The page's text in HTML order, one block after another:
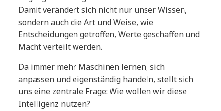
Damit verändert sich nicht nur unser Wissen,
sondern auch die Art und Weise, wie
Entscheidungen getroffen, Werte geschaffen und
Macht verteilt werden.
Da immer mehr Maschinen lernen, sich
anpassen und eigenständig handeln, stellt sich
uns eine zentrale Frage: Wie wollen wir diese
Intelligenz nutzen?